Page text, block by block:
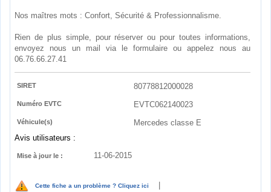
Nos maîtres mots : Confort, Sécurité & Professionnalisme.
Rien de plus simple, pour réserver ou pour toutes informations,
envoyez nous un mail via le formulaire ou appelez nous au
06.76.66.27.41
SIRET 80778812000028
Numéro EVTC EVTC062140023
Véhicule(s)
Mercedes classe E
Avis utilisateurs :
Mise à jour le : 11-06-2015
Cette fiche a un problème ? Cliquez ici